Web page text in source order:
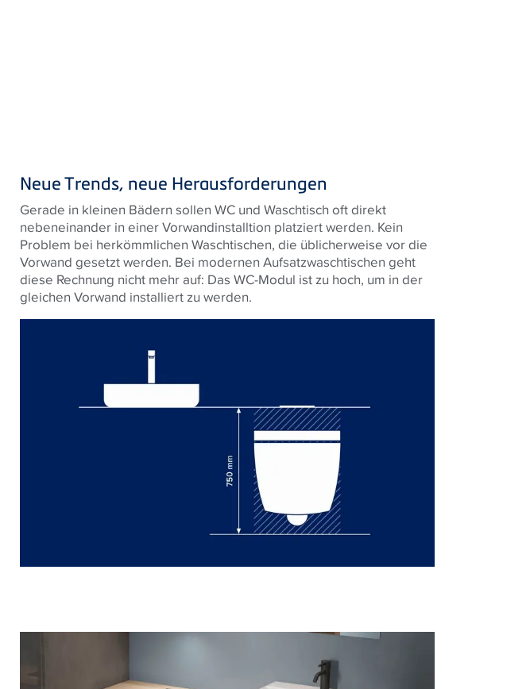
Neue Trends, neue Herausforderungen
Gerade in kleinen Bädern sollen WC und Waschtisch oft direkt
nebeneinander in einer Vorwandinstalltion platziert werden. Kein
Problem bei herkömmlichen Waschtischen, die üblicherweise vor die
Vorwand gesetzt werden. Bei modernen Aufsatzwaschtischen geht
diese Rechnung nicht mehr auf: Das WC-Modul ist zu hoch, um in der
gleichen Vorwand installiert zu werden.